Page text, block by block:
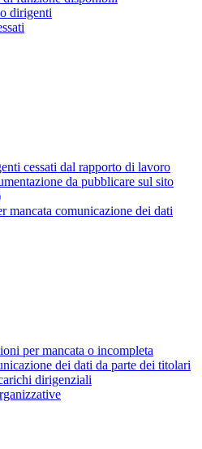
dirigenti
cessati dal rapporto di lavoro
da pubblicare sul sito
mancata comunicazione dei dati
per mancata o incompleta
dei dati da parte dei titolari
dirigenziali